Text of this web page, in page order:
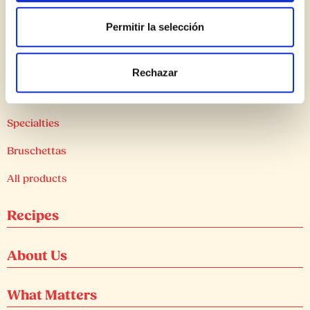
Permitir la selección
Rechazar
Deliciously reliable, always Cara Mia.
Artichokes
Specialties
Bruschettas
All products
Recipes
About Us
What Matters